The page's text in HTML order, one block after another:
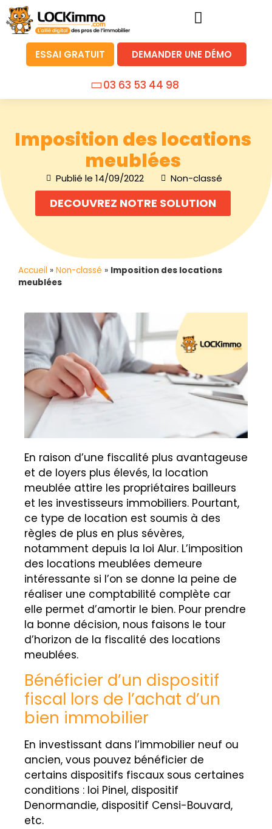
ESSAI GRATUIT DEMANDER UNE DÉMO
03 63 53 44 98
Imposition des locations
meublées
Publié le 14/09/2022 Non-classé
DECOUVREZ NOTRE SOLUTION
Accueil » Non-classé » Imposition des locations
meublées
En raison d’une fiscalité plus avantageuse
et de loyers plus élevés, la location
meublée attire les propriétaires bailleurs
et les investisseurs immobiliers. Pourtant,
ce type de location est soumis à des
règles de plus en plus sévères,
notamment depuis la loi Alur. L’imposition
des locations meublées demeure
intéressante si l’on se donne la peine de
réaliser une comptabilité complète car
elle permet d’amortir le bien. Pour prendre
la bonne décision, nous faisons le tour
d’horizon de la fiscalité des locations
meublées.
Bénéficier d’un dispositif
fiscal lors de l’achat d’un
bien immobilier
En investissant dans l’immobilier neuf ou
ancien, vous pouvez bénéficier de
certains dispositifs fiscaux sous certaines
conditions : loi Pinel, dispositif
Denormandie, dispositif Censi-Bouvard,
etc.